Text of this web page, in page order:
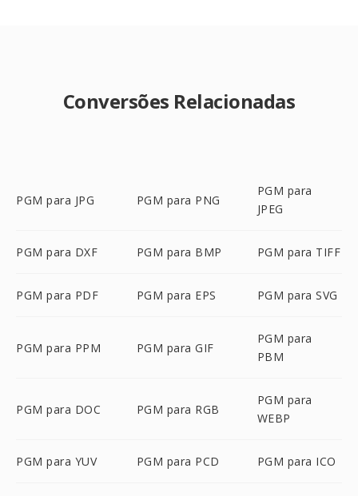
Conversões Relacionadas
PGM para JPG PGM para PNG
PGM para
JPEG
PGM para DXF PGM para BMP PGM para TIFF
PGM para PDF PGM para EPS PGM para SVG
PGM para PPM PGM para GIF
PGM para
PBM
PGM para DOC PGM para RGB
PGM para
WEBP
PGM para YUV PGM para PCD PGM para ICO